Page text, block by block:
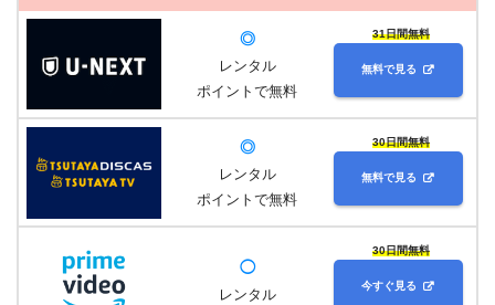
◎
レンタル
ポイントで無料
31日間無料
無料で見る
◎
レンタル
ポイントで無料
30日間無料
無料で見る
◯
レンタル
30日間無料
今すぐ見る